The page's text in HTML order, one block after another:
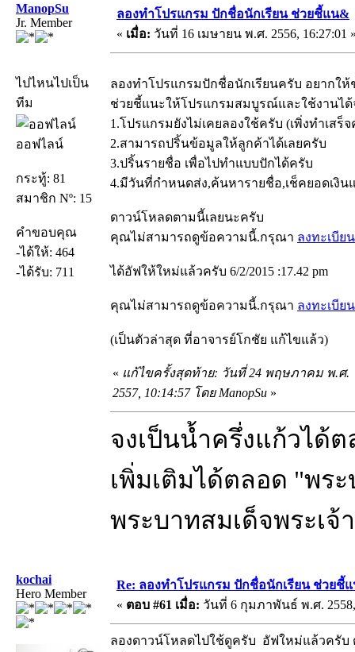
ManopSu
Jr. Member
ไปไหนไปเป็น
ทีม
ออฟไลน์
กระทู้: 81
สมาชิก Nº: 15
คำขอบคุณ
-ได้ให้: 464
-ได้รับ: 711
ลองทำโปรแกรม ปักชื่อนักเรียน ช่วยชี้แน&
« เมื่อ: วันที่ 16 เมษายน พ.ศ. 2556, 16:27:01
ลองทำโปรแกรมปักชื่อนักเรียนครับ อยากใ
ช่วยชี้แนะให้โปรแกรมสมบูรณ์และใช้งานได้
1.โปรแกรมยังไม่เคยลองใช้ครับ (เพิ่งทำเสร็
2.สามารถปริ้นข้อมูลให้ลูกค้าได้เลยครับ
3.ปริ้นรายชื่อ เพื่อไปทำแบบปักได้ครับ
4.มีวันที่กำหนดส่ง,ค้นหารายชื่อ,เช็คยอดเงิน
ดาวน์โหลดตามนี้เลยนะครับ
คุณไม่สามารถดูข้อความนี้.กรุณา ลงทะเบียน
ได้อัฟให้ใหม่แล้วครับ 6/2/2015 :17.42 pm
คุณไม่สามารถดูข้อความนี้.กรุณา ลงทะเบียน
(เป็นตัวล่าสุด ที่อาจารย์โกชัย แก้ไขแล้ว)
« แก้ไขครั้งสุดท้าย: วันที่ 24 พฤษภาคม พ.ศ.
2557, 10:14:57 โดย ManopSu »
จงเป็นน้ำครึ่งแก้วได้
เพิ่มเติมได้ตลอด "พร
พระบาทสมเด็จพระเจ้
kochai
Hero Member
Re: ลองทำโปรแกรม ปักชื่อนักเรียน ช่วยชี้
« ตอบ #61 เมื่อ: วันที่ 6 กุมภาพันธ์ พ.ศ. 2558,
ลองดาวน์โหลดไปใช้ดูครับ อัฟใหม่แล้วครับ